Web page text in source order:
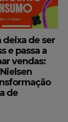
deixa de ser
e passa a
vendas:
de